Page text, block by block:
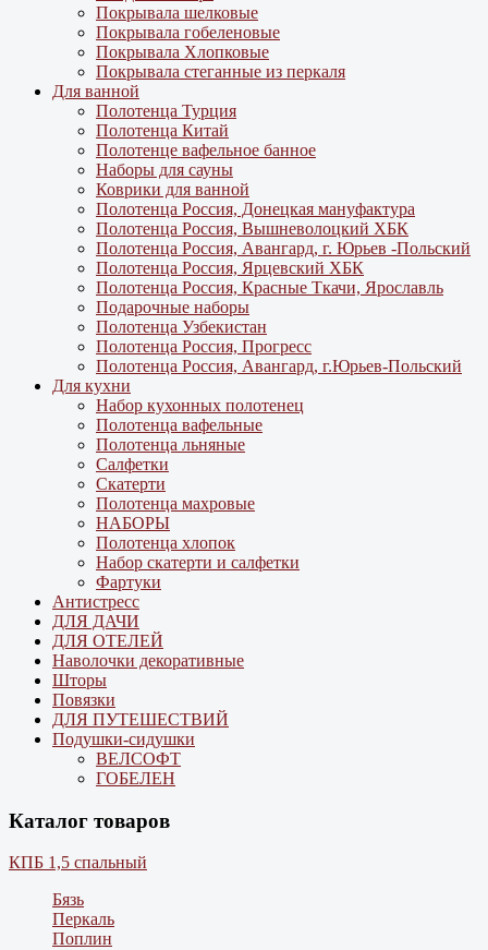
Покрывала шелковые
Покрывала гобеленовые
Покрывала Хлопковые
Покрывала стеганные из перкаля
Для ванной
Полотенца Турция
Полотенца Китай
Полотенце вафельное банное
Наборы для сауны
Коврики для ванной
Полотенца Россия, Донецкая мануфактура
Полотенца Россия, Вышневолоцкий ХБК
Полотенца Россия, Авангард, г. Юрьев -Польский
Полотенца Россия, Ярцевский ХБК
Полотенца Россия, Красные Ткачи, Ярославль
Подарочные наборы
Полотенца Узбекистан
Полотенца Россия, Прогресс
Полотенца Россия, Авангард, г.Юрьев-Польский
Для кухни
Набор кухонных полотенец
Полотенца вафельные
Полотенца льняные
Салфетки
Скатерти
Полотенца махровые
НАБОРЫ
Полотенца хлопок
Набор скатерти и салфетки
Фартуки
Антистресс
ДЛЯ ДАЧИ
ДЛЯ ОТЕЛЕЙ
Наволочки декоративные
Шторы
Повязки
ДЛЯ ПУТЕШЕСТВИЙ
Подушки-сидушки
ВЕЛСОФТ
ГОБЕЛЕН
Каталог товаров
КПБ 1,5 спальный
Бязь
Перкаль
Поплин